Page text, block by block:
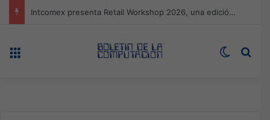
Expo technology CDMX, nueva sede con récord de audiencia
Switch